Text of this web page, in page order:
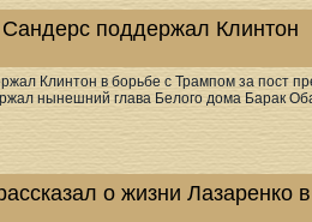
поддержал Клинтон
Клинтон в борьбе с Трампом за пост
нынешний глава Белого дома Барак
о жизни